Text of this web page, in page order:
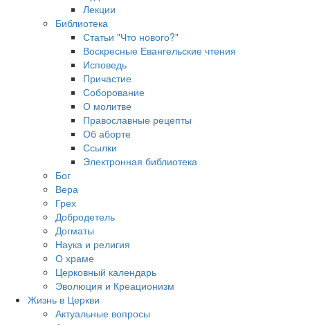
Лекции
Библиотека
Статьи "Что нового?"
Воскресные Евангельские чтения
Исповедь
Причастие
Соборование
О молитве
Православные рецепты
Об аборте
Ссылки
Электронная библиотека
Бог
Вера
Грех
Добродетель
Догматы
Наука и религия
О храме
Церковный календарь
Эволюция и Креационизм
Жизнь в Церкви
Актуальные вопросы